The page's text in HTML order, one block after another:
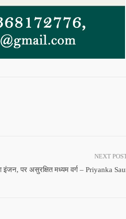
NEXT
इंजन, पर असुरक्षित मध्यम वर्ग – Priyanka